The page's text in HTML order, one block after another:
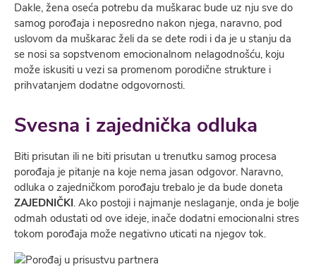
Dakle, žena oseća potrebu da muškarac bude uz nju sve do
samog porođaja i neposredno nakon njega, naravno, pod
uslovom da muškarac želi da se dete rodi i da je u stanju da
se nosi sa sopstvenom emocionalnom nelagodnošću, koju
može iskusiti u vezi sa promenom porodične strukture i
prihvatanjem dodatne odgovornosti.
Svesna i zajednička odluka
Biti prisutan ili ne biti prisutan u trenutku samog procesa
porođaja je pitanje na koje nema jasan odgovor. Naravno,
odluka o zajedničkom porođaju trebalo je da bude doneta
ZAJEDNIČKI. Ako postoji i najmanje neslaganje, onda je bolje
odmah odustati od ove ideje, inače dodatni emocionalni stres
tokom porođaja može negativno uticati na njegov tok.